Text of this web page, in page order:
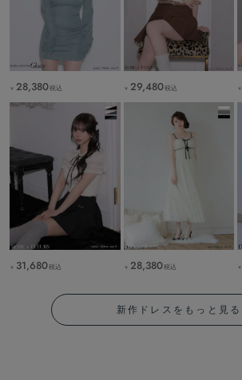
￥ 28,380税込 ￥ 29,480税込 ￥
￥ 31,680税込 ￥ 28,380税込 ￥
新作ドレスをもっと見る